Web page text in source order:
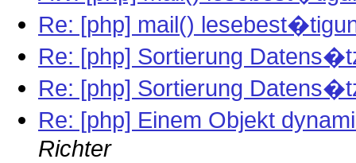
Re: [php] mail()
Re: [php] Sortierung
Re: [php] Sortierung
Re: [php] Einem Objekt
Richter